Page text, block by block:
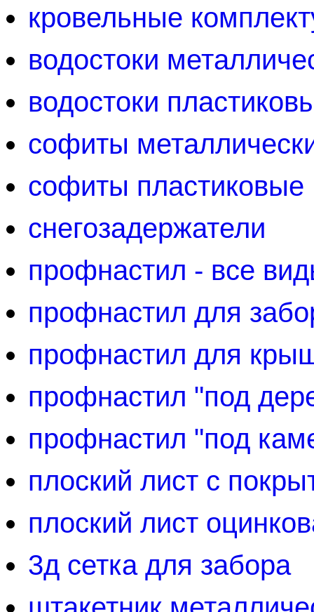
кровельные
водостоки
водостоки
софиты
софиты пластиковые
снегозадержатели
профнастил - все
профнастил для
профнастил для
профнастил "под
профнастил "под
плоский лист с
плоский лист
3д сетка для забора